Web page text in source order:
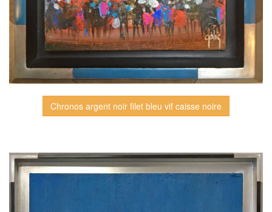
Chronos argent noir filet bleu vif caisse noire